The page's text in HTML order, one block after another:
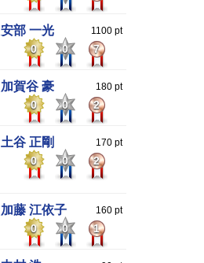
安部 一光 1100 pt
0 0 7
加賀谷 豪 180 pt
0 0 2
土谷 正剛 170 pt
0 0 2
加藤 江依子 160 pt
0 0 1